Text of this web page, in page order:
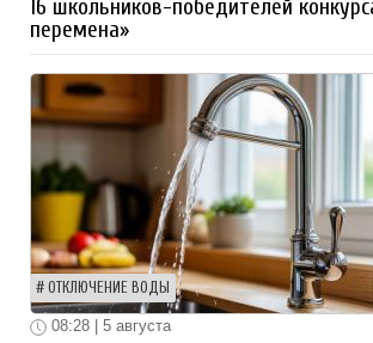
16 школьников-победителей
перемена»
ОТКЛЮЧЕНИЕ ВОДЫ
08:28 | 5 августа